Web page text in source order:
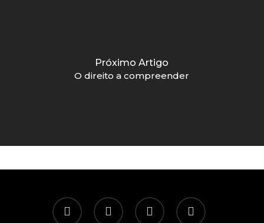
Próximo Artigo
O direito a compreender
twitter facebook linkedin email